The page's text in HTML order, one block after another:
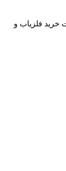
خرید فلزیاب و